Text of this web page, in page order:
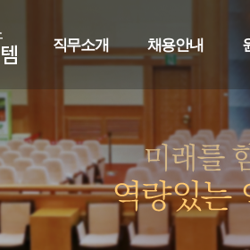
직무소개 채용안내